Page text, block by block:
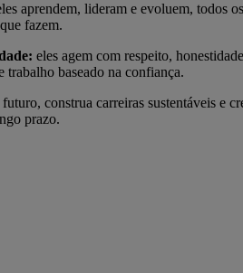
aprendem, lideram e evoluem, todos
fazem.
eles agem com respeito,
baseado na confiança.
construa carreiras sustentáveis e
prazo.